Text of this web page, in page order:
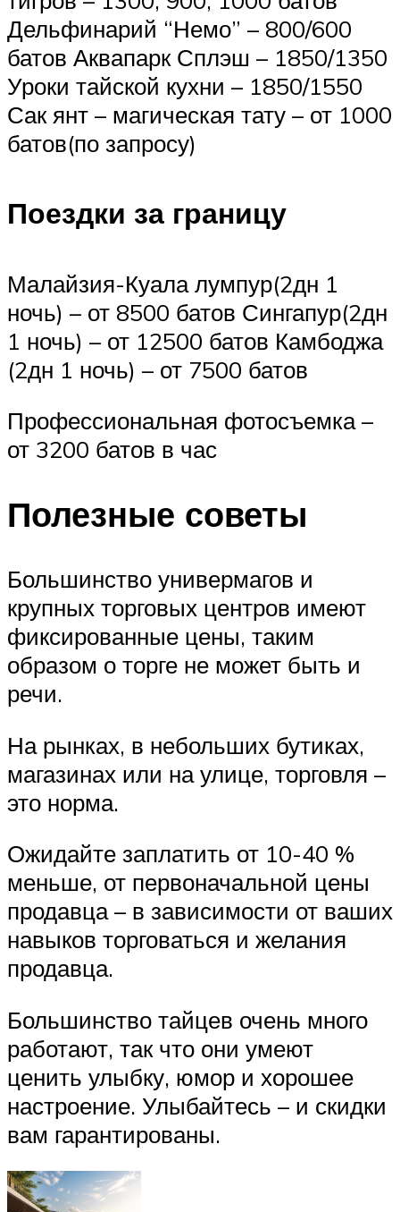
Дельфинарий “Немо” – 800/600
батов Аквапарк Сплэш – 1850/1350
Уроки тайской кухни – 1850/1550
Сак янт – магическая тату – от 1000
батов(по запросу)
Поездки за границу
Малайзия-Куала лумпур(2дн 1
ночь) – от 8500 батов Сингапур(2дн
1 ночь) – от 12500 батов Камбоджа
(2дн 1 ночь) – от 7500 батов
Профессиональная фотосъемка –
от 3200 батов в час
Полезные советы
Большинство универмагов и
крупных торговых центров имеют
фиксированные цены, таким
образом о торге не может быть и
речи.
На рынках, в небольших бутиках,
магазинах или на улице, торговля –
это норма.
Ожидайте заплатить от 10-40 %
меньше, от первоначальной цены
продавца – в зависимости от ваших
навыков торговаться и желания
продавца.
Большинство тайцев очень много
работают, так что они умеют
ценить улыбку, юмор и хорошее
настроение. Улыбайтесь – и скидки
вам гарантированы.